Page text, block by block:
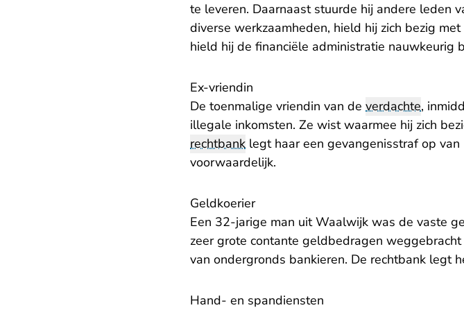
te leveren. Daarnaast stuurde hij andere leden
diverse werkzaamheden, hield hij zich bezig
hield hij de financiële administratie nauwkeurig
Ex-vriendin
De toenmalige vriendin van de verdachte,
illegale inkomsten. Ze wist waarmee hij zich
rechtbank legt haar een gevangenisstraf op
voorwaardelijk.
Geldkoerier
Een 32-jarige man uit Waalwijk was de vaste
zeer grote contante geldbedragen
van ondergronds bankieren. De rechtbank legt
Hand- en spandiensten